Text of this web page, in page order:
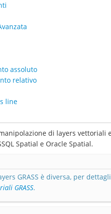
assoluto
relativo
line
di layers vettoriali
Spatial e Oracle Spatial.
GRASS è diversa, per
GRASS.